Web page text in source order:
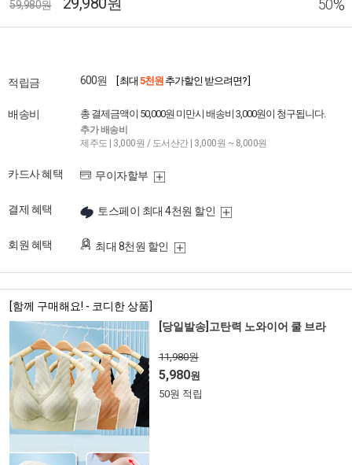
59,980원 50%
적립금 600원 [ 최대 5천원 추가할인 받으려면? ]
배송비 총 결제금액이 50,000원 미만시 배송비 3,000원이 청구됩니다.
추가 배송비
제주도 | 3,000원 / 도서산간 | 3,000원 ~ 8,000원
카드사 혜택 무이자할부
결제 혜택 토스페이 최대 4천원 할인
회원 혜택 최대 8천원 할인
[함께 구매해요! - 코디한 상품]
[당일발송]고탄력 노와이어 쿨 브라
11,980원
5,980원
50원 적립